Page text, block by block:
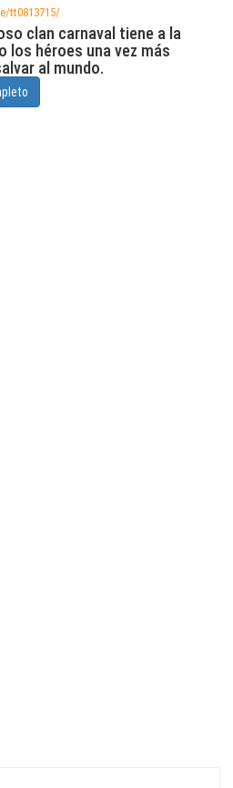
tt0813715/
clan carnaval tiene a la
los héroes una vez más
al mundo.